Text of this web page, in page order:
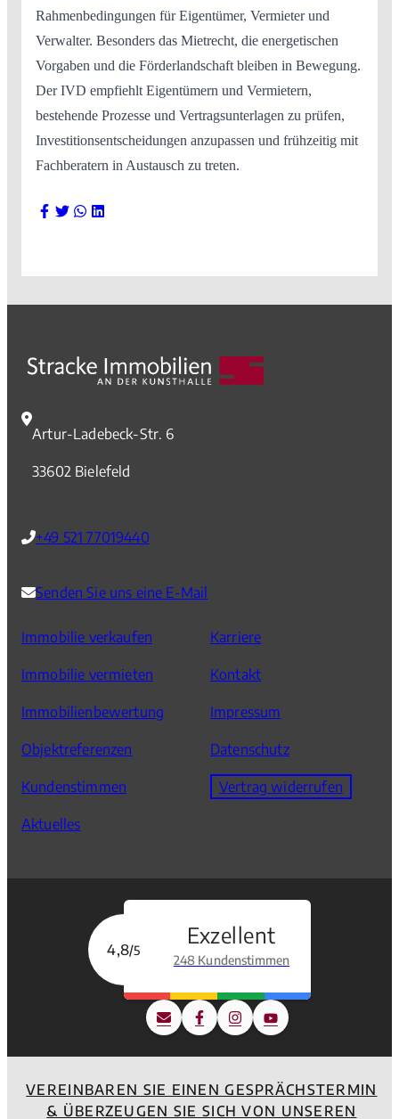
Rahmenbedingungen für Eigentümer, Vermieter und
Verwalter. Besonders das Mietrecht, die energetischen
Vorgaben und die Förderlandschaft bleiben in Bewegung.
Der IVD empfiehlt Eigentümern und Vermietern,
bestehende Prozesse und Vertragsunterlagen zu prüfen,
Investitionsentscheidungen anzupassen und frühzeitig mit
Fachberatern in Austausch zu treten.
Artur-Ladebeck-Str. 6
33602 Bielefeld
+49 521 77019440
Senden Sie uns eine E-Mail
Immobilie verkaufen
Immobilie vermieten
Immobilienbewertung
Objektreferenzen
Kundenstimmen
Aktuelles
Karriere
Kontakt
Impressum
Datenschutz
Vertrag widerrufen
4,8/5
Exzellent
248 Kundenstimmen
VEREINBAREN SIE EINEN GESPRÄCHSTERMIN
& ÜBERZEUGEN SIE SICH VON UNSEREN